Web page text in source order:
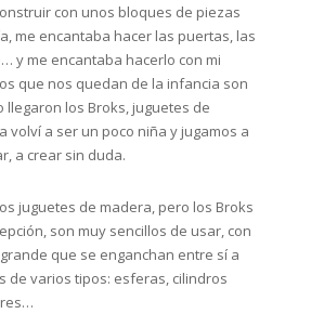
con unos bloques de piezas
me encantaba hacer las puertas, las
y me encantaba hacerlo con mi
que nos quedan de la infancia son
llegaron los Broks, juguetes de
volví a ser un poco niña y jugamos a
a crear sin duda.
juguetes de madera, pero los Broks
son muy sencillos de usar, con
que se enganchan entre sí a
de varios tipos: esferas, cilindros